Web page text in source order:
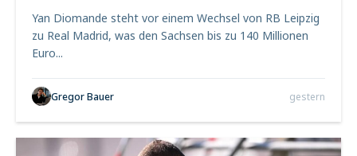
Yan Diomande steht vor einem Wechsel von RB Leipzig
zu Real Madrid, was den Sachsen bis zu 140 Millionen
Euro...
Gregor Bauer gestern